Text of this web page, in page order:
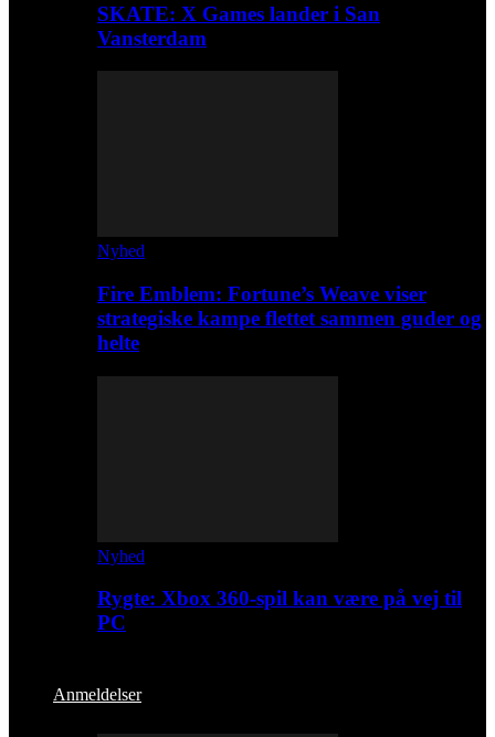
SKATE: X Games lander i San
Vansterdam
Nyhed
Fire Emblem: Fortune’s Weave viser
strategiske kampe flettet sammen guder og
helte
Nyhed
Rygte: Xbox 360-spil kan være på vej til
PC
Anmeldelser